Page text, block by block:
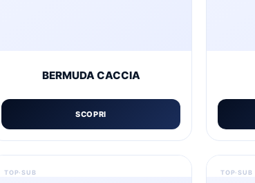
BERMUDA CACCIA
SCOPRI
Questo